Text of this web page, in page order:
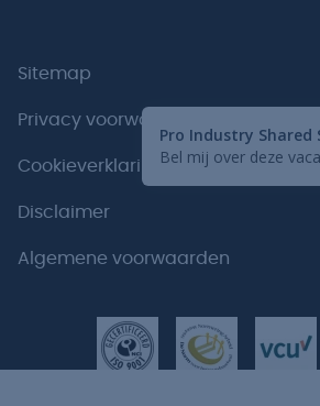
Sitemap
Privacy voorwaarden
Cookieverklaring
Disclaimer
Algemene voorwaarden